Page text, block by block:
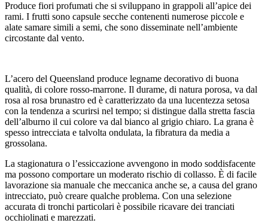
Produce fiori profumati che si sviluppano in grappoli all’apice dei
rami. I frutti sono capsule secche contenenti numerose piccole e
alate samare simili a semi, che sono disseminate nell’ambiente
circostante dal vento.
L’acero del Queensland produce legname decorativo di buona
qualità, di colore rosso-marrone. Il durame, di natura porosa, va dal
rosa al rosa brunastro ed è caratterizzato da una lucentezza setosa
con la tendenza a scurirsi nel tempo; si distingue dalla stretta fascia
dell’alburno il cui colore va dal bianco al grigio chiaro. La grana è
spesso intrecciata e talvolta ondulata, la fibratura da media a
grossolana.
La stagionatura o l’essiccazione avvengono in modo soddisfacente
ma possono comportare un moderato rischio di collasso. È di facile
lavorazione sia manuale che meccanica anche se, a causa del grano
intrecciato, può creare qualche problema. Con una selezione
accurata di tronchi particolari è possibile ricavare dei tranciati
occhiolinati e marezzati.